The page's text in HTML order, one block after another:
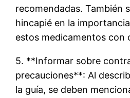
recomendadas. También
hincapié en la
estos medicamentos con
5. **Informar sobre
precauciones**: Al
la guía, se deben